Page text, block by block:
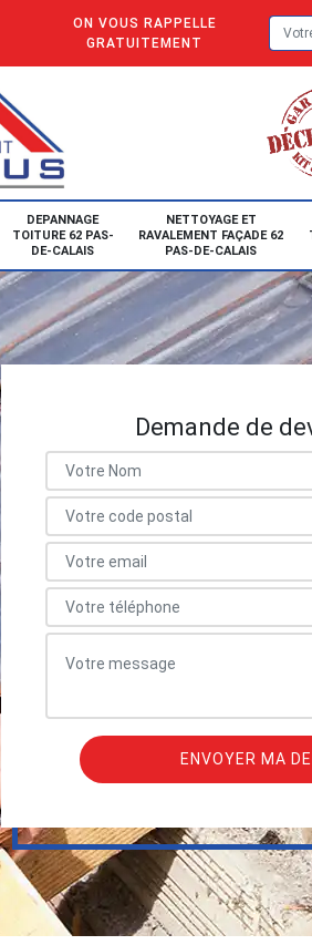
ON VOUS RAPPELLE
GRATUITEMENT
DEPANNAGE
TOITURE 62 PAS-
DE-CALAIS
NETTOYAGE ET
RAVALEMENT FAÇADE 62
PAS-DE-CALAIS
Demande de